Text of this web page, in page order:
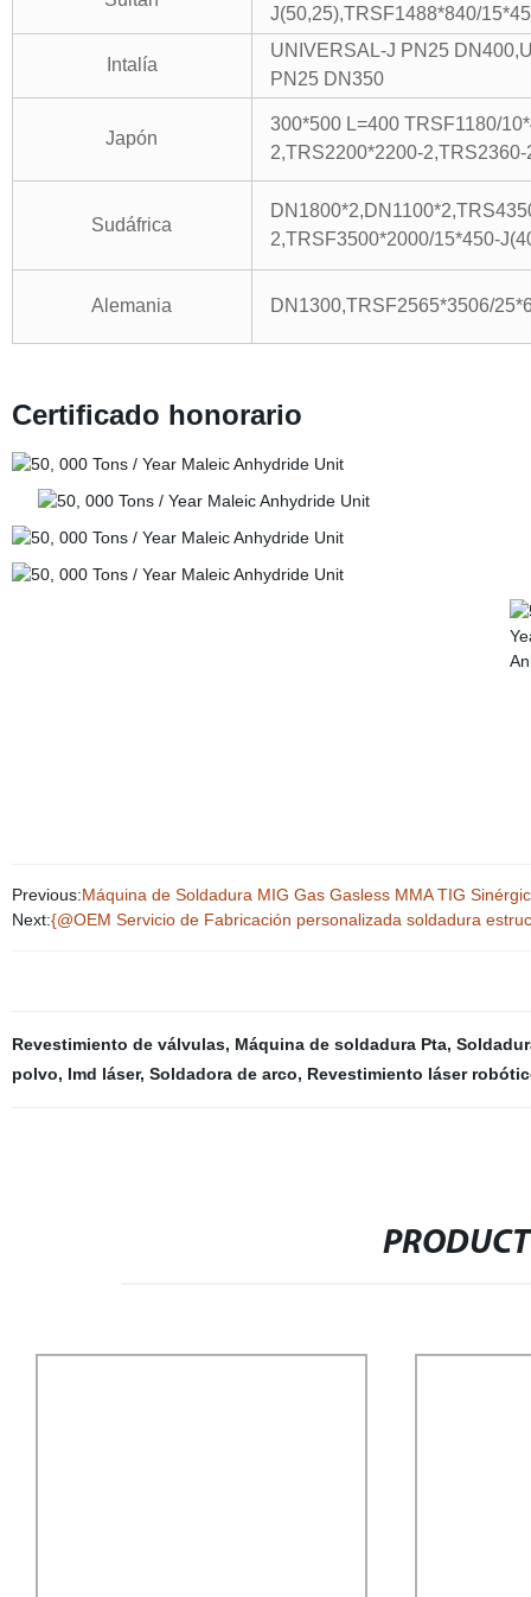
J(50,25),TRSF1488*840/
Intalía
UNIVERSAL-J PN25
PN25 DN350
Japón
300*500 L=400 TRSF1180/
2,TRS2200*2200-
Sudáfrica
2,TRSF3500*2000/15*450-
Alemania DN1300,TRSF2565*3506/
Certificado honorario
Previous:Máquina de Soldadura MIG Gas Gasless MMA TIG
Next:{@OEM Servicio de Fabricación personalizada soldadura
Revestimiento de válvulas, Máquina de soldadura Pta,
polvo, lmd láser, Soldadora de arco, Revestimiento láser